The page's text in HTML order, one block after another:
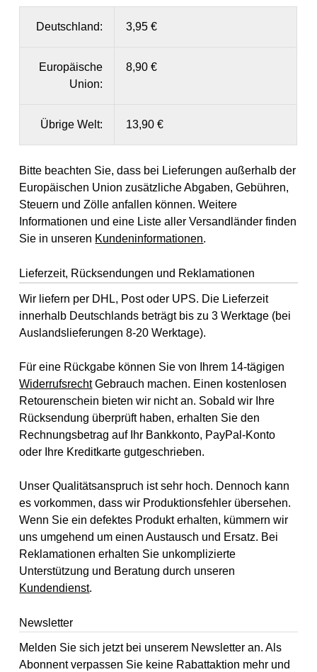
Deutschland: 3,95 €
Europäische
Union:
8,90 €
Übrige Welt: 13,90 €
Bitte beachten Sie, dass bei Lieferungen außerhalb der
Europäischen Union zusätzliche Abgaben, Gebühren,
Steuern und Zölle anfallen können. Weitere
Informationen und eine Liste aller Versandländer finden
Sie in unseren Kundeninformationen.
Lieferzeit, Rücksendungen und Reklamationen
Wir liefern per DHL, Post oder UPS. Die Lieferzeit
innerhalb Deutschlands beträgt bis zu 3 Werktage (bei
Auslandslieferungen 8-20 Werktage).
Für eine Rückgabe können Sie von Ihrem 14-tägigen
WiderrufsrechtGebrauch machen. Einen kostenlosen
Retourenschein bieten wir nicht an. Sobald wir Ihre
Rücksendung überprüft haben, erhalten Sie den
Rechnungsbetrag auf Ihr Bankkonto, PayPal-Konto
oder Ihre Kreditkarte gutgeschrieben.
Unser Qualitätsanspruch ist sehr hoch. Dennoch kann
es vorkommen, dass wir Produktionsfehler übersehen.
Wenn Sie ein defektes Produkt erhalten, kümmern wir
uns umgehend um einen Austausch und Ersatz. Bei
Reklamationen erhalten Sie unkomplizierte
Unterstützung und Beratung durch unseren
Kundendienst.
Newsletter
Melden Sie sich jetzt bei unserem Newsletter an. Als
Abonnent verpassen Sie keine Rabattaktion mehr und